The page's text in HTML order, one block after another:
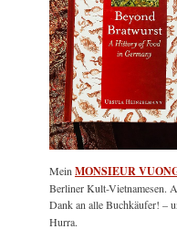
Mein MONSIEUR
Berliner Kult-Vietnamesen.
Dank an alle Buchkäufer! –
Hurra.